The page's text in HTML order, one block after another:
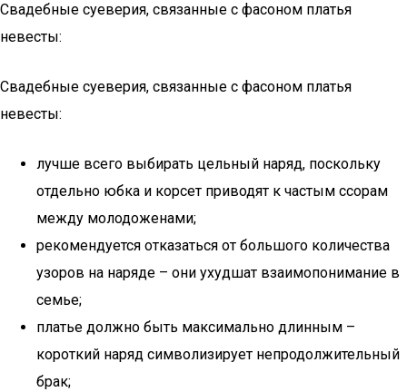
Свадебные суеверия, связанные с фасоном платья
невесты:
Свадебные суеверия, связанные с фасоном платья
невесты:
лучше всего выбирать цельный наряд, поскольку
отдельно юбка и корсет приводят к частым ссорам
между молодоженами;
рекомендуется отказаться от большого количества
узоров на наряде – они ухудшат взаимопонимание в
семье;
платье должно быть максимально длинным –
короткий наряд символизирует непродолжительный
брак;